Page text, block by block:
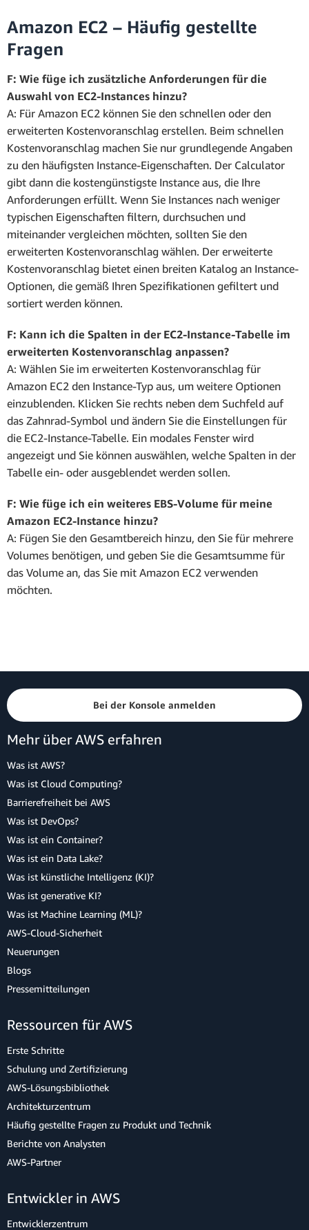
Amazon EC2 – Häufig gestellte
Fragen
F: Wie füge ich zusätzliche Anforderungen für die
Auswahl von EC2-Instances hinzu?
A: Für Amazon EC2 können Sie den schnellen oder den
erweiterten Kostenvoranschlag erstellen. Beim schnellen
Kostenvoranschlag machen Sie nur grundlegende Angaben
zu den häufigsten Instance-Eigenschaften. Der Calculator
gibt dann die kostengünstigste Instance aus, die Ihre
Anforderungen erfüllt. Wenn Sie Instances nach weniger
typischen Eigenschaften filtern, durchsuchen und
miteinander vergleichen möchten, sollten Sie den
erweiterten Kostenvoranschlag wählen. Der erweiterte
Kostenvoranschlag bietet einen breiten Katalog an Instance-
Optionen, die gemäß Ihren Spezifikationen gefiltert und
sortiert werden können.
F: Kann ich die Spalten in der EC2-Instance-Tabelle im
erweiterten Kostenvoranschlag anpassen?
A: Wählen Sie im erweiterten Kostenvoranschlag für
Amazon EC2 den Instance-Typ aus, um weitere Optionen
einzublenden. Klicken Sie rechts neben dem Suchfeld auf
das Zahnrad-Symbol und ändern Sie die Einstellungen für
die EC2-Instance-Tabelle. Ein modales Fenster wird
angezeigt und Sie können auswählen, welche Spalten in der
Tabelle ein- oder ausgeblendet werden sollen.
F: Wie füge ich ein weiteres EBS-Volume für meine
Amazon EC2-Instance hinzu?
A: Fügen Sie den Gesamtbereich hinzu, den Sie für mehrere
Volumes benötigen, und geben Sie die Gesamtsumme für
das Volume an, das Sie mit Amazon EC2 verwenden
möchten.
Bei der Konsole anmelden
Mehr über AWS erfahren
Was ist AWS?
Was ist Cloud Computing?
Barrierefreiheit bei AWS
Was ist DevOps?
Was ist ein Container?
Was ist ein Data Lake?
Was ist künstliche Intelligenz (KI)?
Was ist generative KI?
Was ist Machine Learning (ML)?
AWS-Cloud-Sicherheit
Neuerungen
Blogs
Pressemitteilungen
Ressourcen für AWS
Erste Schritte
Schulung und Zertifizierung
AWS-Lösungsbibliothek
Architekturzentrum
Häufig gestellte Fragen zu Produkt und Technik
Berichte von Analysten
AWS-Partner
Entwickler in AWS
Entwicklerzentrum